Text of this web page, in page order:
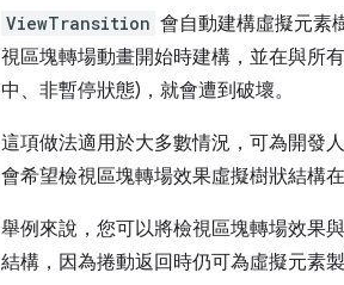
ViewTransition 會自動建構虛擬元素
視區塊轉場動畫開始時建構，並在與所
中、非暫停狀態)，就會遭到破壞。
這項做法適用於大多數情況，可為開發
會希望檢視區塊轉場效果虛擬樹狀結構
舉例來說，您可以將檢視區塊轉場效果
結構，因為捲動返回時仍可為虛擬元素製